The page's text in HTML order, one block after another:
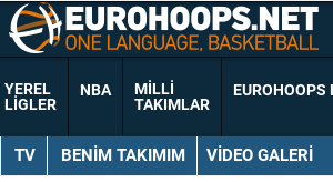
YEREL
LIGLER
NBA
MILLI
TAKIMLAR
EUROHOOPS
TV BENIM TAKIMIM VIDEO GALERI